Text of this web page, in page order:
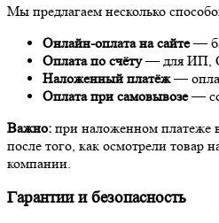
Мы предлагаем несколько
Онлайн-оплата на сайте—
Оплата по счёту— для ИП,
Наложенный платёж—
Оплата при самовывозе— со
Важно: при наложенном платеже
после того, как осмотрели товар
компании.
Гарантии и безопасность